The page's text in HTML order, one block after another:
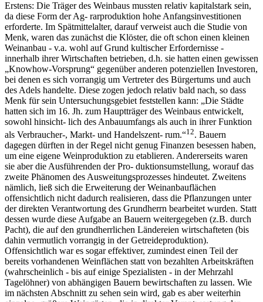
Erstens: Die Träger des Weinbaus mussten relativ kapitalstark sein,
da diese Form der Ag- rarproduktion hohe Anfangsinvestitionen
erforderte. Im Spätmittelalter, darauf verweist auch die Studie von
Menk, waren das zunächst die Klöster, die oft schon einen kleinen
Weinanbau - v.a. wohl auf Grund kultischer Erfordernisse -
innerhalb ihrer Wirtschaften betrieben, d.h. sie hatten einen gewissen
„Knowhow-Vorsprung“ gegenüber anderen potenziellen Investoren,
bei denen es sich vorrangig um Vertreter des Bürgertums und auch
des Adels handelte. Diese zogen jedoch relativ bald nach, so dass
Menk für sein Untersuchungsgebiet feststellen kann: „Die Städte
hatten sich im 16. Jh. zum Hauptträger des Weinbaus entwickelt,
sowohl hinsicht- lich des Anbauumfangs als auch in ihrer Funktion
als Verbraucher-, Markt- und Handelszent- rum.“12. Bauern
dagegen dürften in der Regel nicht genug Finanzen besessen haben,
um eine eigene Weinproduktion zu etablieren. Andererseits waren
sie aber die Ausführenden der Pro- duktionsumstellung, worauf das
zweite Phänomen des Ausweitungsprozesses hindeutet. Zweitens
nämlich, ließ sich die Erweiterung der Weinanbauflächen
offensichtlich nicht dadurch realisieren, dass die Pflanzungen unter
der direkten Verantwortung des Grundherrn bearbeitet wurden. Statt
dessen wurde diese Aufgabe an Bauern weitergegeben (z.B. durch
Pacht), die auf den grundherrlichen Ländereien wirtschafteten (bis
dahin vermutlich vorrangig in der Getreideproduktion).
Offensichtlich war es sogar effektiver, zumindest einen Teil der
bereits vorhandenen Weinflächen statt von bezahlten Arbeitskräften
(wahrscheinlich - bis auf einige Spezialisten - in der Mehrzahl
Tagelöhner) von abhängigen Bauern bewirtschaften zu lassen. Wie
im nächsten Abschnitt zu sehen sein wird, gab es aber weiterhin